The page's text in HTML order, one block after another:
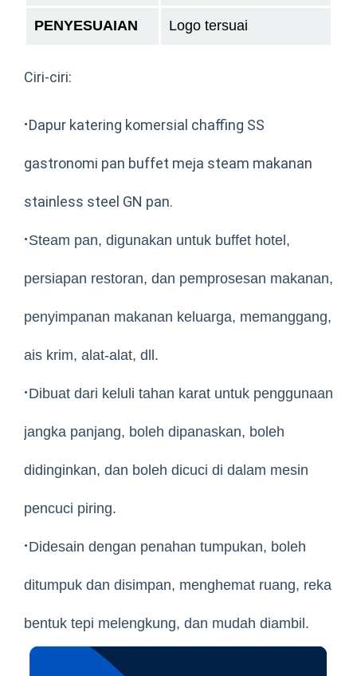
PENYESUAIAN Logo tersuai
Ciri-ciri:
·Dapur katering komersial chaffing SS
gastronomi pan buffet meja steam makanan
stainless steel GN pan.
·Steam pan, digunakan untuk buffet hotel,
persiapan restoran, dan pemprosesan makanan,
penyimpanan makanan keluarga, memanggang,
ais krim, alat-alat, dll.
·Dibuat dari keluli tahan karat untuk penggunaan
jangka panjang, boleh dipanaskan, boleh
didinginkan, dan boleh dicuci di dalam mesin
pencuci piring.
·Didesain dengan penahan tumpukan, boleh
ditumpuk dan disimpan, menghemat ruang, reka
bentuk tepi melengkung, dan mudah diambil.